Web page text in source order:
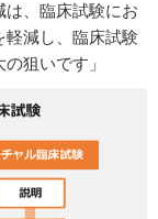
は、臨床試験にお
軽減し、臨床試験
狙いです」